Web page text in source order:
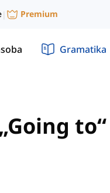
| Premium
Gramatika
to“